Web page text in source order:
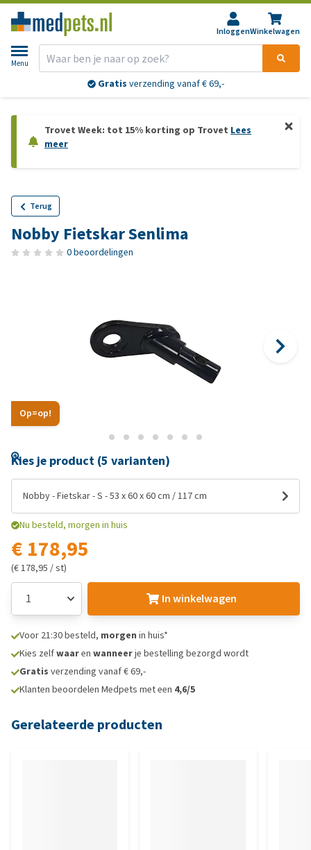
InloggenWinkelwagen
Menu
Gratis verzending vanaf € 69,-
Trovet Week: tot 15% korting op Trovet Lees
meer
Terug
Nobby Fietskar Senlima
0 beoordelingen
Op=op!
Kies je product (5 varianten)
Nobby - Fietskar - S - 53 x 60 x 60 cm / 117 cm
Nu besteld, morgen in huis
€ 178,95
(€ 178,95 / st)
In winkelwagen
Voor 21:30 besteld, morgen in huis*
Kies zelfwaaren wanneerje bestelling bezorgd wordt
Gratis verzending vanaf € 69,-
Klanten beoordelen Medpets met een 4,6/5
Gerelateerde producten